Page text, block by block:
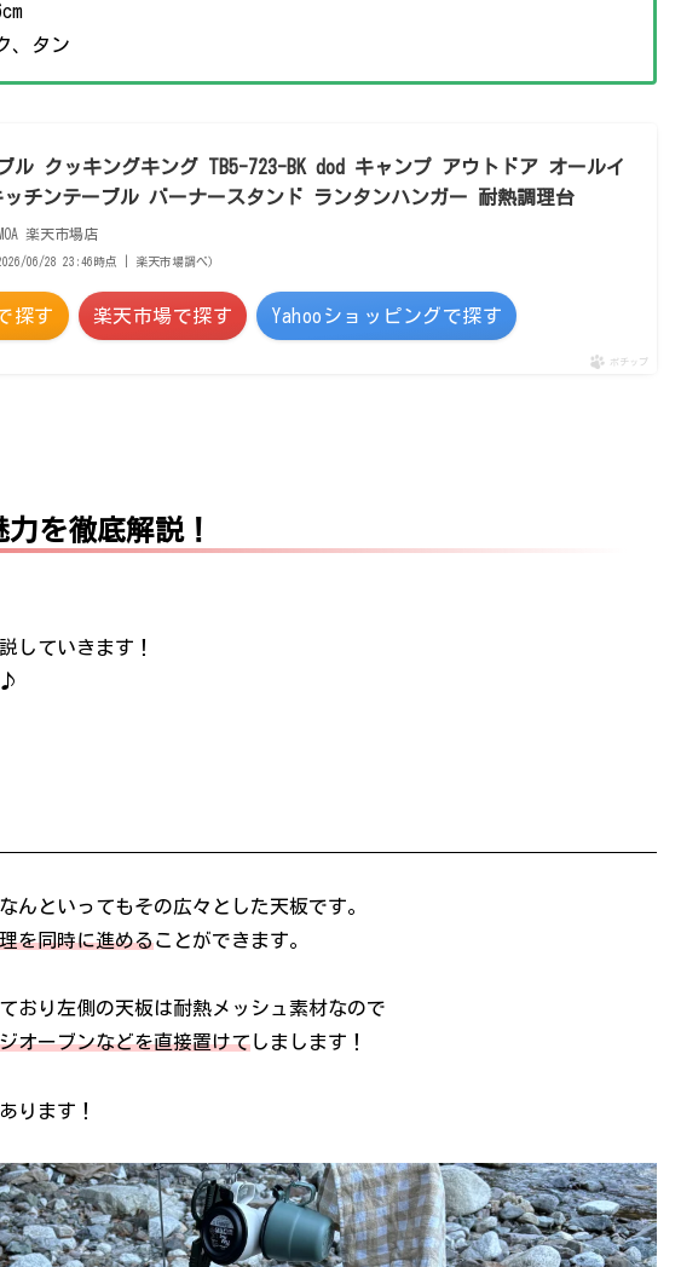
、タン
ブル クッキングキング TB5-723-BK dod キャンプ アウトドア オールイ
チンテーブル バーナースタンド ランタンハンガー 耐熱調理台
楽天市場店
2026/06/28 23:46時点 | 楽天市場調べ）
探す 楽天市場で探す Yahooショッピングで探す
ポチップ
を徹底解説！
していきます！
♪
んといってもその広々とした天板です。
を同時に進めることができます。
おり左側の天板は耐熱メッシュ素材なので
オーブンなどを直接置けてしまします！
ります！